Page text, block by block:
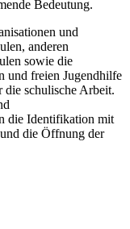
Bedeutung.
und
anderen
sowie die
und freien Jugendhilfe
die schulische Arbeit.
die Identifikation mit
die Öffnung der